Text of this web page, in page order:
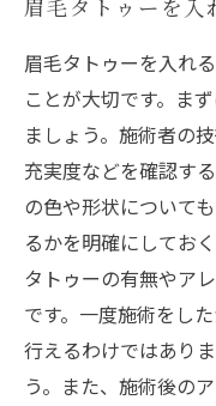
眉毛タトゥーを入
眉毛タトゥーを入れ
ことが大切です。ま
ましょう。施術者の
充実度などを確認す
の色や形状について
るかを明確にしてお
タトゥーの有無やア
です。一度施術をし
行えるわけではあり
う。また、施術後の